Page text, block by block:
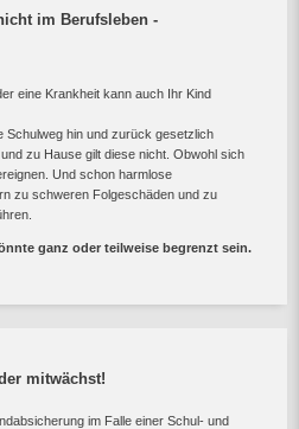
im Berufsleben -
eine Krankheit kann auch Ihr Kind
Schulweg hin und zurück gesetzlich
zu Hause gilt diese nicht. Obwohl sich
Und schon harmlose
zu schweren Folgeschäden und zu
ganz oder teilweise begrenzt sein.
mitwächst!
im Falle einer Schul- und